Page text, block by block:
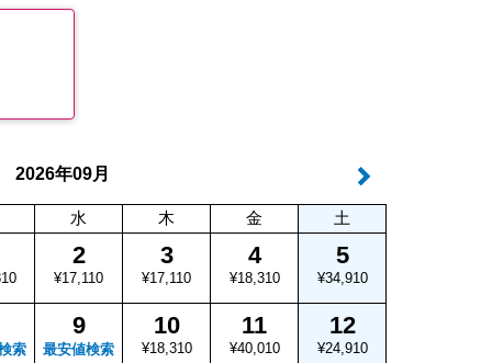
2026年09月
水 木 金 土
2
¥17,110
3
¥17,110
4
¥18,310
5
¥34,910
索
9
最安値検索
10
¥18,310
11
¥40,010
12
¥24,910